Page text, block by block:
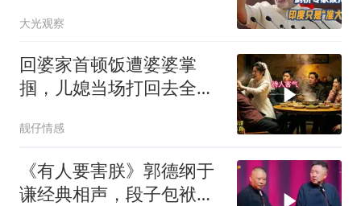
大光观察
回婆家首顿饭遭婆婆掌
掴，儿媳当场打回去全家
靓仔情感
《有人要害朕》郭德纲于
谦经典相声，段子包袱满